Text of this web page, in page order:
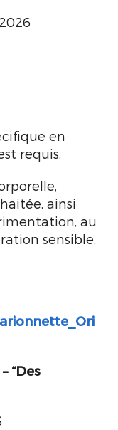
en
requis.
ainsi
au
sensible.
“Des